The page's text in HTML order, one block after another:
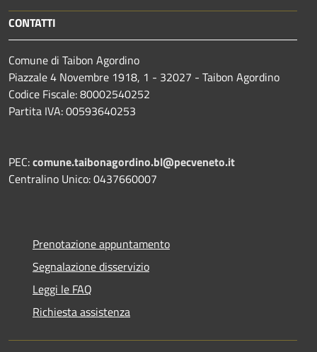
CONTATTI
Comune di Taibon Agordino
Piazzale 4 Novembre 1918, 1 - 32027 - Taibon Agordino
Codice Fiscale: 80002540252
Partita IVA: 00593640253
PEC:comune.taibonagordino.bl@pecveneto.it
Centralino Unico: 0437660007
Prenotazione appuntamento
Segnalazione disservizio
Leggi le FAQ
Richiesta assistenza